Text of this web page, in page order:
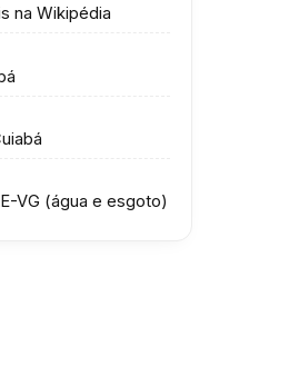
na Wikipédia
VG (água e esgoto)